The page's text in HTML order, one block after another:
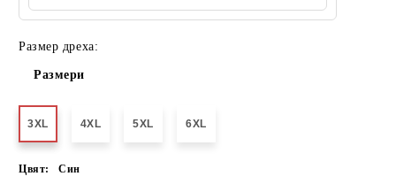
Размер дреха:
Размери
3XL 4XL 5XL 6XL
Цвят: Син